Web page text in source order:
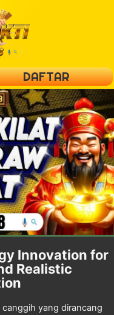
DAFTAR
Innovation for
Realistic
yang dirancang